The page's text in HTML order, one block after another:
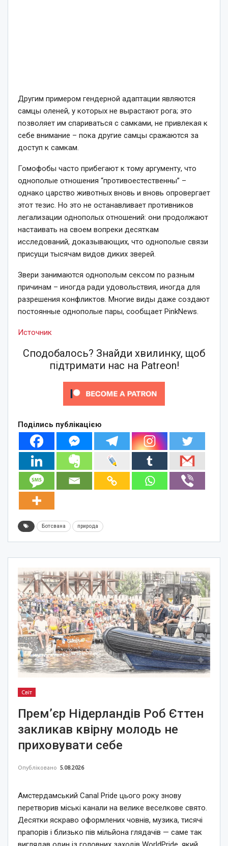
Другим примером гендерной адаптации являются
самцы оленей, у которых не вырастают рога; это
позволяет им спариваться с самками, не привлекая к
себе внимание – пока другие самцы сражаются за
доступ к самкам.
Гомофобы часто прибегают к тому аргументу, что
однополые отношения “противоестественны” –
однако царство животных вновь и вновь опровергает
этот тезис. Но это не останавливает противников
легализации однополых отношений: они продолжают
настаивать на своем вопреки десяткам
исследований, доказывающих, что однополые связи
присущи тысячам видов диких зверей.
Звери занимаются однополым сексом по разным
причинам – иногда ради удовольствия, иногда для
разрешения конфликтов. Многие виды даже создают
постоянные однополые пары, сообщает PinkNews.
Источник
Сподобалось? Знайди хвилинку, щоб
підтримати нас на Patreon!
Поділись публікацією
Ботсвана природа
Світ
Прем’єр Нідерландів Роб Єттен
закликав квірну молодь не
приховувати себе
Опубліковано 5.08.2026
Амстердамський Canal Pride цього року знову
перетворив міські канали на велике веселкове свято.
Десятки яскраво оформлених човнів, музика, тисячі
прапорів і близько пів мільйона глядачів — саме так